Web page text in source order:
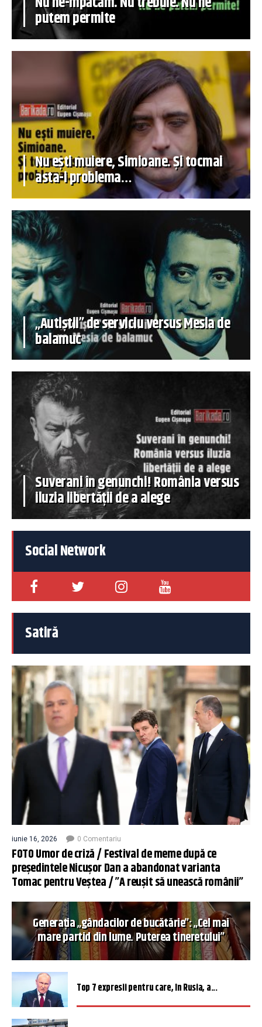
putem permite
Nu ești muiere, Simioane. Și tocmai
asta-i problema…
„Autiștii” de serviciu versus Mesia de
balamuc
Suverani în genunchi! România versus
iluzia libertății de a alege
Social Network
Satiră
iunie 16, 2026 0 Comentariu
FOTO Umor de criză / Festival de meme după ce
președintele Nicușor Dan a abandonat varianta
Tomac pentru Veștea / ”A reușit să unească românii”
Generația „gândacilor de bucătărie”: „Cel mai
mare partid din lume. Puterea tineretului”
Top 7 expresii pentru care, în Rusia, a...